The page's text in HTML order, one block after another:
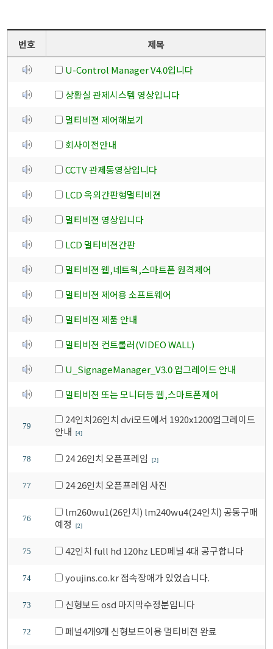
번호
제목
U-Control Manager V4.0입니다
상황실 관제시스템 영상입니다
멀티비젼 제어해보기
회사이전안내
CCTV 관제동영상입니다
LCD 옥외간판형멀티비젼
멀티비젼 영상입니다
LCD 멀티비젼간판
멀티비젼 웹,네트웍,스마트폰 원격제어
멀티비젼 제어용 소프트웨어
멀티비젼 제품 안내
멀티비젼 컨트롤러(VIDEO WALL)
U_SignageManager_V3.0 업그레이드 안내
멀티비젼 또는 모니터등 웹,스마트폰제어
79
24인치26인치 dvi모드에서 1920x1200업그레이드
안내
[4]
78 24 26인치 오픈프레임 [2]
77 24 26인치 오픈프레임 사진
76
lm260wu1(26인치) lm240wu4(24인치) 공동구매
예정
[2]
75 42인치 full hd 120hz LED페널 4대 공구합니다
74 youjins.co.kr 접속장애가 있었습니다.
73 신형보드 osd 마지막수정분입니다
72 페널4개9개 신형보드이용 멀티비젼 완료